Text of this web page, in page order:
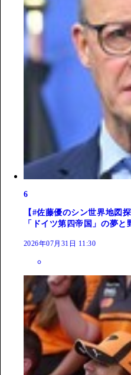
6
【#佐藤優のシン世界地図
「ドイツ第四帝国」の夢と
2026年07月31日 11:30